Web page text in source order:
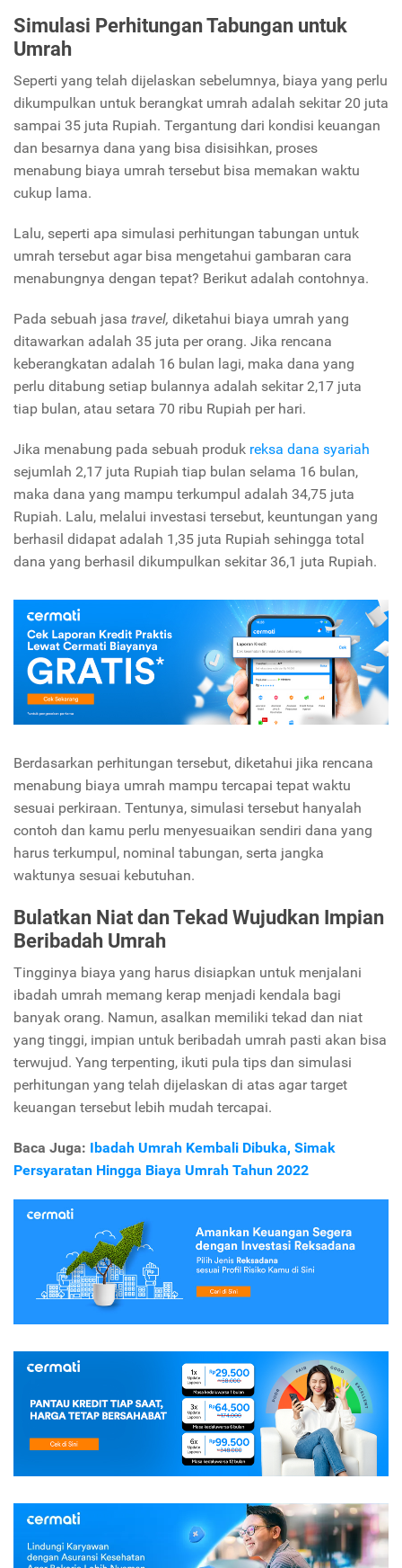
Simulasi Perhitungan Tabungan untuk
Umrah
Seperti yang telah dijelaskan sebelumnya, biaya yang perlu
dikumpulkan untuk berangkat umrah adalah sekitar 20 juta
sampai 35 juta Rupiah. Tergantung dari kondisi keuangan
dan besarnya dana yang bisa disisihkan, proses
menabung biaya umrah tersebut bisa memakan waktu
cukup lama.
Lalu, seperti apa simulasi perhitungan tabungan untuk
umrah tersebut agar bisa mengetahui gambaran cara
menabungnya dengan tepat? Berikut adalah contohnya.
Pada sebuah jasa travel, diketahui biaya umrah yang
ditawarkan adalah 35 juta per orang. Jika rencana
keberangkatan adalah 16 bulan lagi, maka dana yang
perlu ditabung setiap bulannya adalah sekitar 2,17 juta
tiap bulan, atau setara 70 ribu Rupiah per hari.
Jika menabung pada sebuah produk reksa dana syariah
sejumlah 2,17 juta Rupiah tiap bulan selama 16 bulan,
maka dana yang mampu terkumpul adalah 34,75 juta
Rupiah. Lalu, melalui investasi tersebut, keuntungan yang
berhasil didapat adalah 1,35 juta Rupiah sehingga total
dana yang berhasil dikumpulkan sekitar 36,1 juta Rupiah.
Berdasarkan perhitungan tersebut, diketahui jika rencana
menabung biaya umrah mampu tercapai tepat waktu
sesuai perkiraan. Tentunya, simulasi tersebut hanyalah
contoh dan kamu perlu menyesuaikan sendiri dana yang
harus terkumpul, nominal tabungan, serta jangka
waktunya sesuai kebutuhan.
Bulatkan Niat dan Tekad Wujudkan Impian
Beribadah Umrah
Tingginya biaya yang harus disiapkan untuk menjalani
ibadah umrah memang kerap menjadi kendala bagi
banyak orang. Namun, asalkan memiliki tekad dan niat
yang tinggi, impian untuk beribadah umrah pasti akan bisa
terwujud. Yang terpenting, ikuti pula tips dan simulasi
perhitungan yang telah dijelaskan di atas agar target
keuangan tersebut lebih mudah tercapai.
Baca Juga: Ibadah Umrah Kembali Dibuka, Simak
Persyaratan Hingga Biaya Umrah Tahun 2022